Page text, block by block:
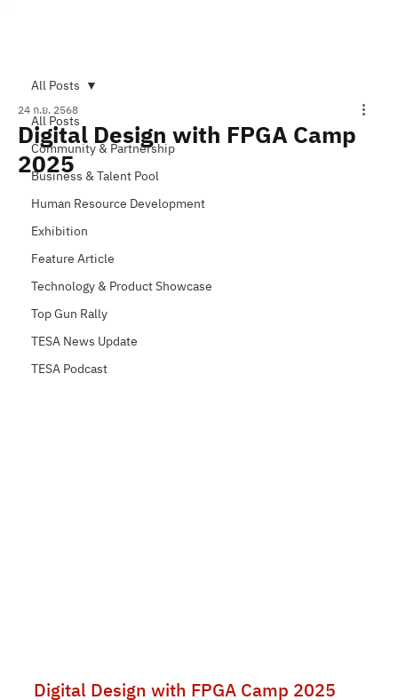
All Posts
Community & Partnership
Business & Talent Pool
Human Resource Development
Exhibition
Feature Article
Technology & Product Showcase
Top Gun Rally
TESA News Update
TESA Podcast
All Posts
Digital Design with FPGA Camp
2025
24 ก.ย. 2568
Digital Design with FPGA Camp 2025